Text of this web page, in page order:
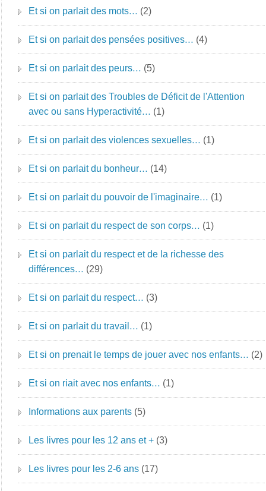
Et si on parlait des mots… (2)
Et si on parlait des pensées positives… (4)
Et si on parlait des peurs… (5)
Et si on parlait des Troubles de Déficit de l'Attention
avec ou sans Hyperactivité… (1)
Et si on parlait des violences sexuelles… (1)
Et si on parlait du bonheur… (14)
Et si on parlait du pouvoir de l'imaginaire… (1)
Et si on parlait du respect de son corps… (1)
Et si on parlait du respect et de la richesse des
différences… (29)
Et si on parlait du respect… (3)
Et si on parlait du travail… (1)
Et si on prenait le temps de jouer avec nos enfants… (2)
Et si on riait avec nos enfants… (1)
Informations aux parents (5)
Les livres pour les 12 ans et + (3)
Les livres pour les 2-6 ans (17)